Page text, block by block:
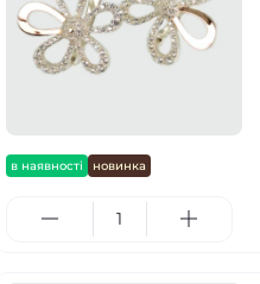
в наявності новинка